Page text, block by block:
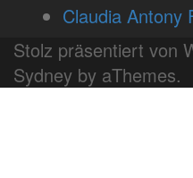
Claudia Antony
Stolz präsentiert von
Sydney by aThemes.